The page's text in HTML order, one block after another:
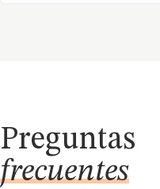
Preguntas
frecuentes